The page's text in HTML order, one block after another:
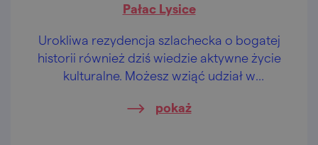
Pałac Lysice
Urokliwa rezydencja szlachecka o bogatej
historii również dziś wiedzie aktywne życie
kulturalne. Możesz wziąć udział w
ślubnych.
pokaż